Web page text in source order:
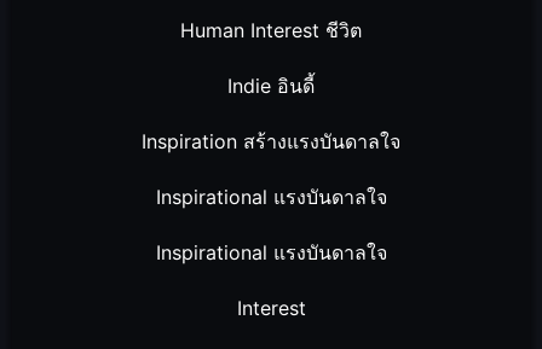
Human Interest ชีวิต
Indie อินดี้
Inspiration สร้างแรงบันดาลใจ
Inspirational แรงบันดาลใจ
Inspirational แรงบันดาลใจ
Interest